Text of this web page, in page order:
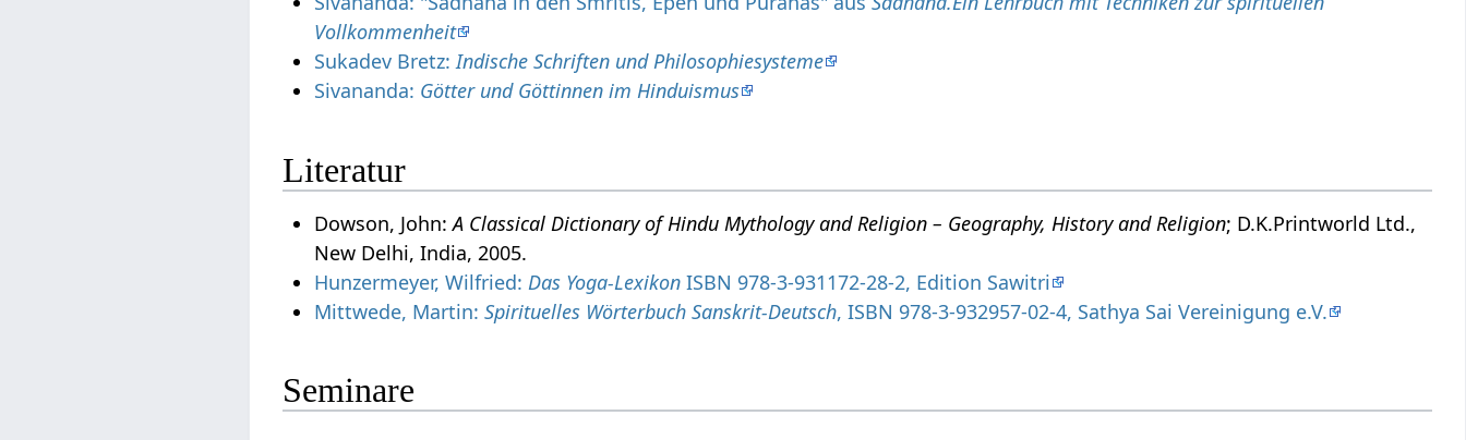
Vollkommenheit
Sukadev Bretz:Indische Schriften und Philosophiesysteme
Sivananda: Götter und Göttinnen im Hinduismus
Literatur
Dowson, John:A Classical Dictionary of Hindu Mythology and Religion – Geography, History and Religion; D.K.Printworld Ltd.,
New Delhi, India, 2005.
Hunzermeyer, Wilfried:Das Yoga-Lexikon ISBN 978-3-931172-28-2, Edition Sawitri
Mittwede, Martin:Spirituelles Wörterbuch Sanskrit-Deutsch, ISBN 978-3-932957-02-4, Sathya Sai Vereinigung e.V.
Seminare